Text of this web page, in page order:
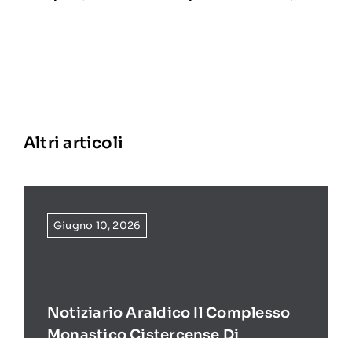
Altri articoli
Giugno 10, 2026
Notiziario Araldico Il Complesso